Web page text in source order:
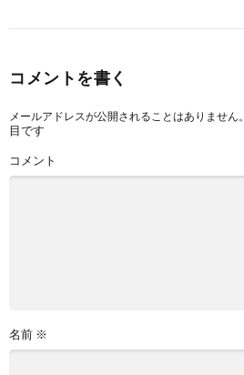
コメントを書く
メールアドレスが公開されることはありません。
目です
コメント
名前 ※